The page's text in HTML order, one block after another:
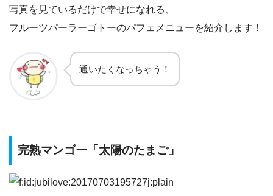
写真を見ているだけで幸せになれる、
フルーツパーラーゴトーのパフェメニューを紹介します！
通いたくなっちゃう！
完熟マンゴー「太陽のたまご」